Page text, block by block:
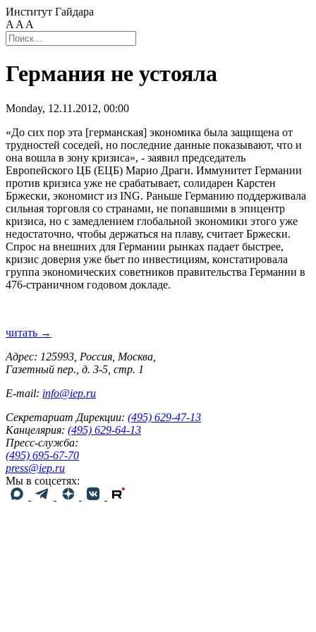
Институт Гайдара
A A A
Германия не устояла
Monday, 12.11.2012, 00:00
«До сих пор эта [германская] экономика была защищена от
трудностей соседей, но последние данные показывают, что и
она вошла в зону кризиса», - заявил председатель
Европейского ЦБ (ЕЦБ) Марио Драги. Иммунитет Германии
против кризиса уже не срабатывает, солидарен Карстен
Бржески, экономист из ING. Раньше Германию поддерживала
сильная торговля со странами, не попавшими в эпицентр
кризиса, но с замедлением глобальной экономики этого уже
недостаточно, чтобы держаться на плаву, считает Бржески.
Спрос на внешних для Германии рынках падает быстрее,
кризис доверия уже бьет по инвестициям, констатировала
группа экономических советников правительства Германии в
476-страничном годовом докладе.
читать →
Адрес: 125993, Россия, Москва,
Газетный пер., д. 3-5, стр. 1
E-mail: info@iep.ru
Секретариат Дирекции: (495) 629-47-13
Канцелярия: (495) 629-64-13
Пресс-служба:
(495) 695-67-70
press@iep.ru
Мы в соцсетях: